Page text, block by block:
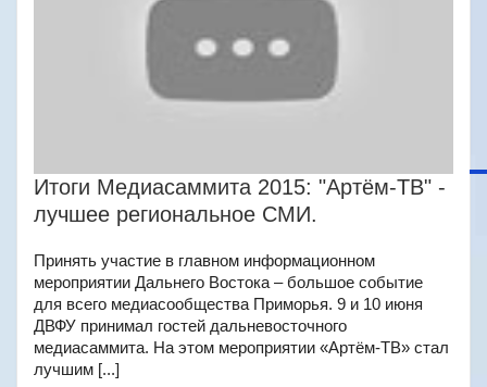
Итоги Медиасаммита 2015: "Артём-ТВ" -
лучшее региональное СМИ.
Принять участие в главном информационном
мероприятии Дальнего Востока – большое событие
для всего медиасообщества Приморья. 9 и 10 июня
ДВФУ принимал гостей дальневосточного
медиасаммита. На этом мероприятии «Артём-ТВ» стал
лучшим [...]